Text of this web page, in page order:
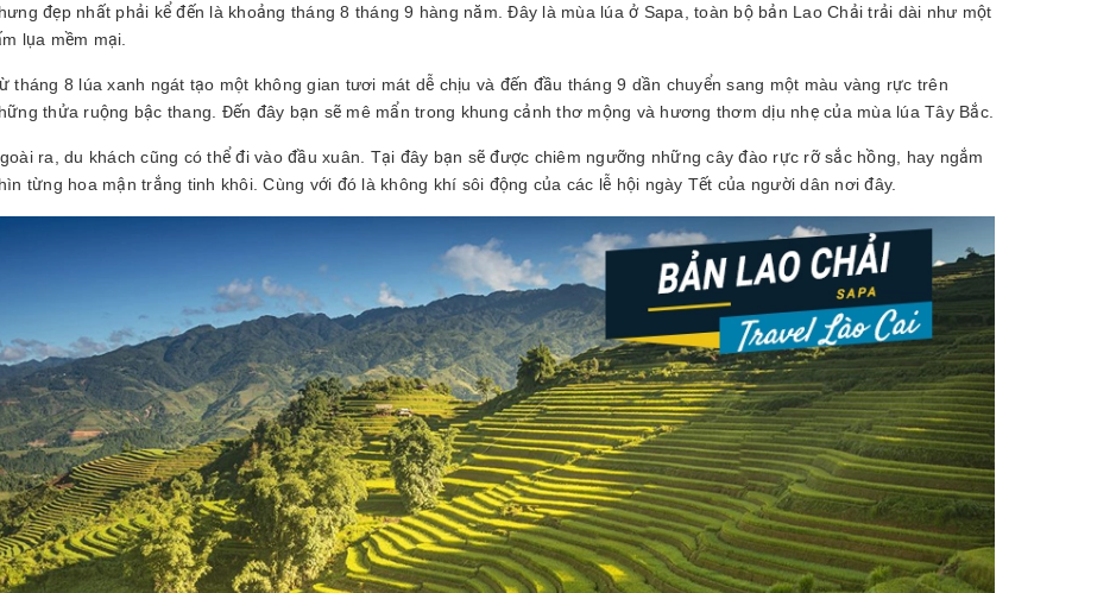
đẹp nhất phải kể đến là khoảng tháng 8 tháng 9 hàng năm. Đây là mùa lúa ở Sapa, toàn bộ bản Lao Chải trải dài như một
lụa mềm mại.
tháng 8 lúa xanh ngát tạo một không gian tươi mát dễ chịu và đến đầu tháng 9 dần chuyển sang một màu vàng rực trên
thửa ruộng bậc thang. Đến đây bạn sẽ mê mẩn trong khung cảnh thơ mộng và hương thơm dịu nhẹ của mùa lúa Tây Bắc.
ra, du khách cũng có thể đi vào đầu xuân. Tại đây bạn sẽ được chiêm ngưỡng những cây đào rực rỡ sắc hồng, hay ngắm
từng hoa mận trắng tinh khôi. Cùng với đó là không khí sôi động của các lễ hội ngày Tết của người dân nơi đây.